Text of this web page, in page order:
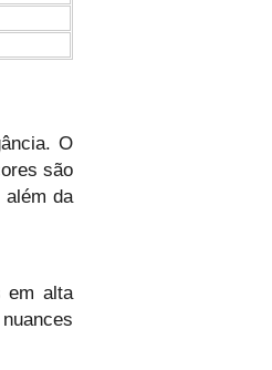
O
são
além da
em alta